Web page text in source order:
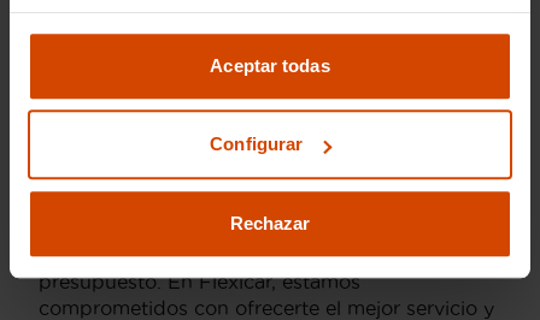
Aceptar todas
Configurar
Rechazar
características añadidas.
precios que suelen variar entre 6,000 € y
10,000 €, siendo perfecto para moverte por la
Te invitamos a visitar nuestro concesionario en
para encontrar el coche Kia de segunda mano
que mejor se adapte a tus necesidades y
presupuesto. En Flexicar, estamos
comprometidos con ofrecerte el mejor servicio y